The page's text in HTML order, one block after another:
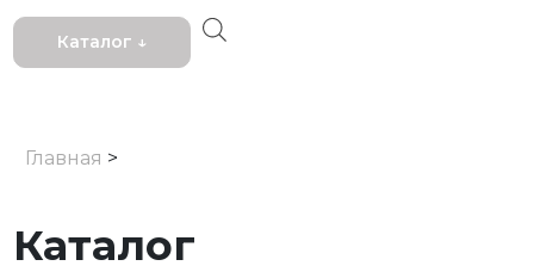
Каталог ↓
Главная >
Каталог